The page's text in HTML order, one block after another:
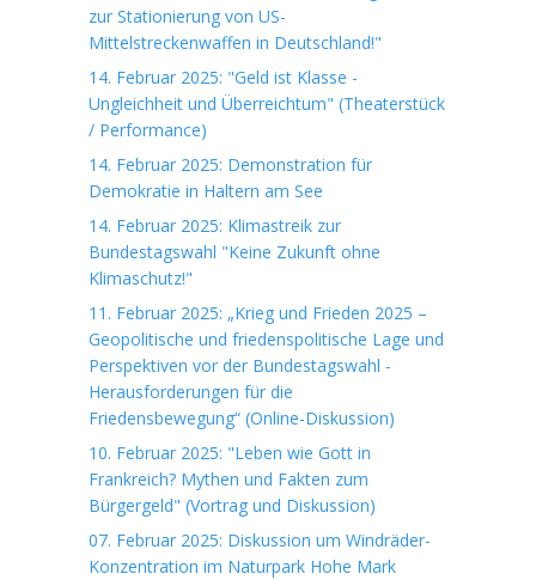
zur Stationierung von US-
Mittelstreckenwaffen in Deutschland!"
14. Februar 2025: "Geld ist Klasse -
Ungleichheit und Überreichtum" (Theaterstück
/ Performance)
14. Februar 2025: Demonstration für
Demokratie in Haltern am See
14. Februar 2025: Klimastreik zur
Bundestagswahl "Keine Zukunft ohne
Klimaschutz!"
11. Februar 2025: „Krieg und Frieden 2025 –
Geopolitische und friedenspolitische Lage und
Perspektiven vor der Bundestagswahl -
Herausforderungen für die
Friedensbewegung“ (Online-Diskussion)
10. Februar 2025: "Leben wie Gott in
Frankreich? Mythen und Fakten zum
Bürgergeld" (Vortrag und Diskussion)
07. Februar 2025: Diskussion um Windräder-
Konzentration im Naturpark Hohe Mark